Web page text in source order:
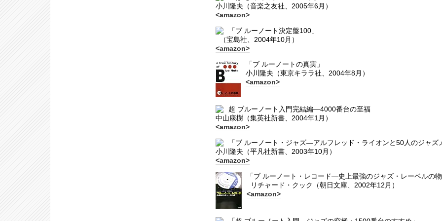
小川隆夫（音楽之友社、2005年6月）
<amazon>
「ブ ルーノート決定盤100」
（宝島社、2004年10月）
<amazon>
「ブ ルーノートの真実」
小川隆夫（東京キララ社、2004年8月）
<amazon>
超 ブルーノート入門完結編―4000番台の至福
中山康樹（集英社新書、2004年1月）
<amazon>
「ブ ルーノート・ジャズ―アルフレッド・ライオンと50人のジャズ
小川隆夫（平凡社新書、2003年10月）
<amazon>
「ブ ルーノート・レコード―史上最強のジャズ・レーベルの物
リチャード・クック（朝日文庫、2002年12月）
<amazon>